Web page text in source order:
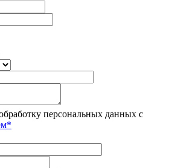
персональных данных с